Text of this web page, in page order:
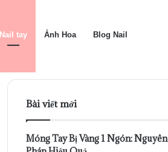
Nail tay Ảnh Hoa Blog Nail
Bài viết mới
Móng Tay Bị Vàng 1 Ngón: